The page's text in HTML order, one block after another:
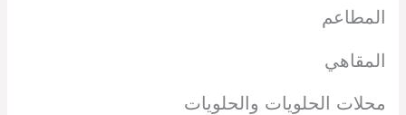
المطاعم
المقاهي
محلات الحلويات والحلويات